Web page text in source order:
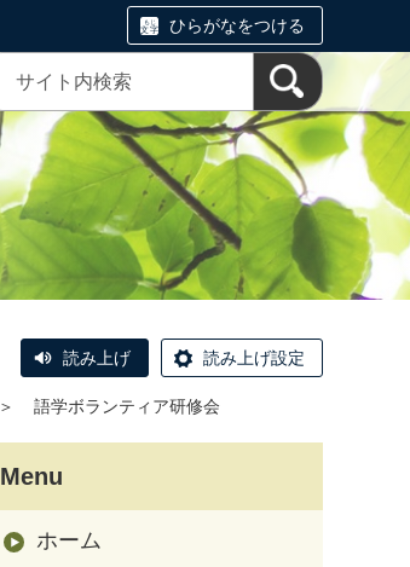
ひらがなをつける
読み上げ 読み上げ設定
＞ 語学ボランティア研修会
Menu
ホーム